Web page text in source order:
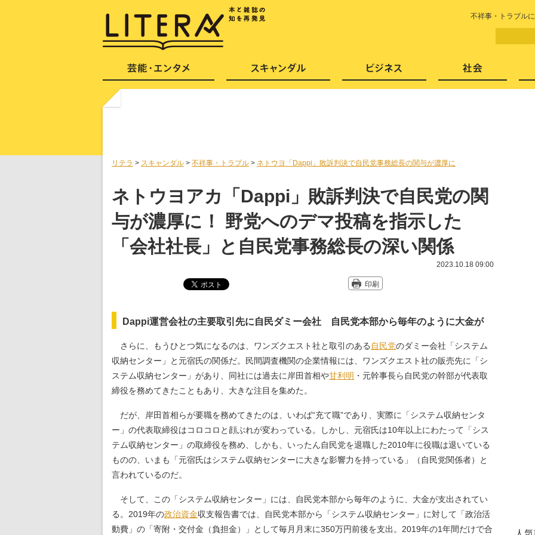
不祥事・トラブル
リテラ > スキャンダル > 不祥事・トラブル > ネトウヨ「Dappi」敗訴判決で自民党事務総長の関与が濃厚に
ネトウヨアカ「Dappi」敗訴判決で自民党の関
与が濃厚に！ 野党へのデマ投稿を指示した
「会社社長」と自民党事務総長の深い関係
2023.10.18 09:00
印刷
Dappi運営会社の主要取引先に自民ダミー会社 自民党本部から毎年のように大金が
さらに、もうひとつ気になるのは、ワンズクエスト社と取引のある 自民党のダミー会社「システム
収納センター」と元宿氏の関係だ。民間調査機関の企業情報には、ワンズクエスト社の販売先に「シ
ステム収納センター」があり、同社には過去に岸田首相や甘利明 ・元幹事長ら自民党の幹部が代表取
締役を務めてきたこともあり、大きな注目を集めた。
だが、岸田首相らが要職を務めてきたのは、いわば“充て職”であり、実際に「システム収納センタ
ー」の代表取締役はコロコロと顔ぶれが変わっている。しかし、元宿氏は10年以上にわたって「シス
テム収納センター」の取締役を務め、しかも、いったん自民党を退職した2010年に役職は退いている
ものの、いまも「元宿氏はシステム収納センターに大きな影響力を持っている」（自民党関係者）と
言われているのだ。
そして、この「システム収納センター」には、自民党本部から毎年のように、大金が支出されてい
る。2019年の政治資金収支報告書では、自民党本部から「システム収納センター」に対して「政治活
動費」の「寄附・交付金（負担金）」として毎月月末に350万円前後を支出。2019年の1年間だけで合
芸能・エンタメ スキャンダル